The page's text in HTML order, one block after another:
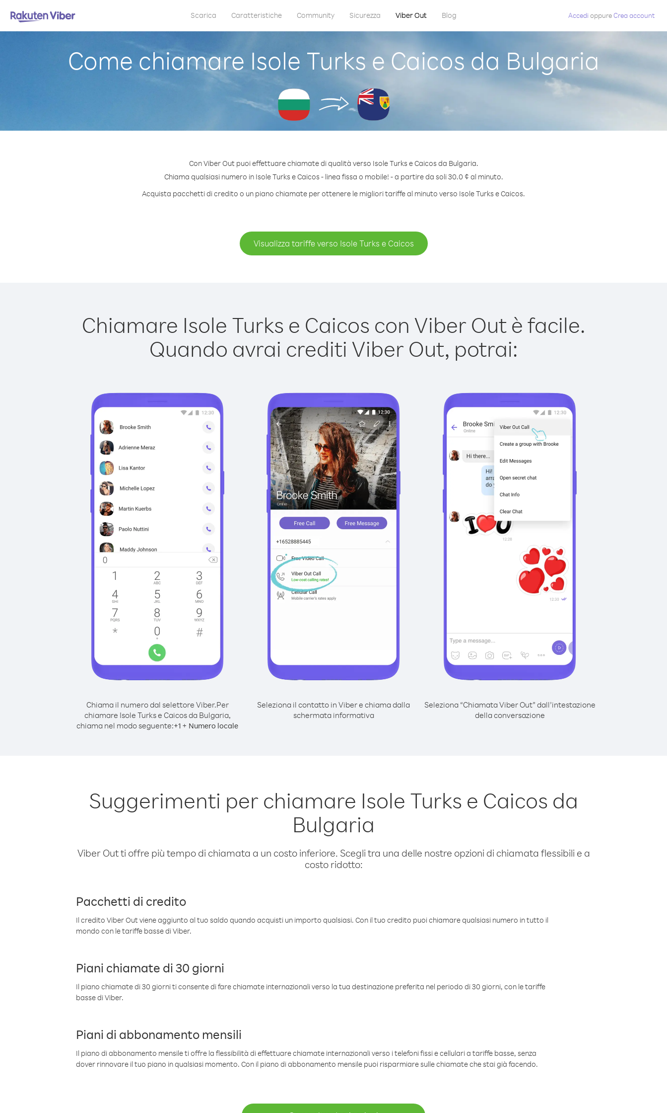
Scarica Caratteristiche Community Sicurezza Viber Out Blog Accedi oppureCrea account
Come chiamare Isole Turks e Caicos da Bulgaria
Con Viber Out puoi effettuare chiamate di qualità verso Isole Turks e Caicos da Bulgaria.
Chiama qualsiasi numero in Isole Turks e Caicos - linea fissa o mobile! - a partire da soli 30.0 ¢ al minuto.
Acquista pacchetti di credito o un piano chiamate per ottenere le migliori tariffe al minuto verso Isole Turks e Caicos.
Visualizza tariffe verso Isole Turks e Caicos
Chiamare Isole Turks e Caicos con Viber Out è facile.
Quando avrai crediti Viber Out, potrai:
Chiama il numero dal selettore Viber.Per
chiamare Isole Turks e Caicos da Bulgaria,
chiama nel modo seguente:+1 + Numero locale
Seleziona il contatto in Viber e chiama dalla
schermata informativa
Seleziona “Chiamata Viber Out” dall’intestazione
della conversazione
Suggerimenti per chiamare Isole Turks e Caicos da
Bulgaria
Viber Out ti offre più tempo di chiamata a un costo inferiore. Scegli tra una delle nostre opzioni di chiamata flessibili e a
costo ridotto:
Pacchetti di credito
Il credito Viber Out viene aggiunto al tuo saldo quando acquisti un importo qualsiasi. Con il tuo credito puoi chiamare qualsiasi numero in tutto il
mondo con le tariffe basse di Viber.
Piani chiamate di 30 giorni
Il piano chiamate di 30 giorni ti consente di fare chiamate internazionali verso la tua destinazione preferita nel periodo di 30 giorni, con le tariffe
basse di Viber.
Piani di abbonamento mensili
Il piano di abbonamento mensile ti offre la flessibilità di effettuare chiamate internazionali verso i telefoni fissi e cellulari a tariffe basse, senza
dover rinnovare il tuo piano in qualsiasi momento. Con il piano di abbonamento mensile puoi risparmiare sulle chiamate che stai già facendo.